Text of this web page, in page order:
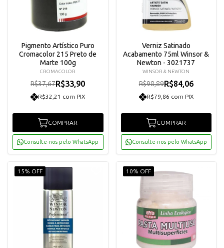
Pigmento Artístico Puro
Cromacolor 215 Preto de
Marte 100g
CROMACOLOR
R$37,67R$33,90
R$32,21 com PIX
COMPRAR
Consulte-nos pelo WhatsApp
Verniz Satinado
Acabamento 75ml Winsor &
Newton - 3021737
WINSOR & NEWTON
R$98,89R$84,06
R$79,86 com PIX
COMPRAR
Consulte-nos pelo WhatsApp
15% OFF 10% OFF